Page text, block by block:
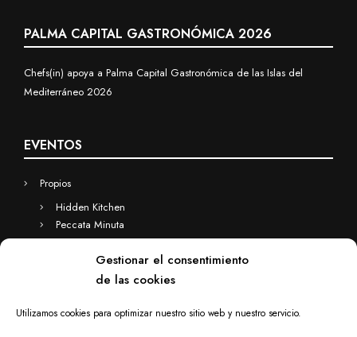
Gestionar el consentimiento
de las cookies
Utilizamos cookies para optimizar nuestro sitio web y nuestro servicio.
PALMA CAPITAL GASTRONÓMICA 2026
Chefs(in) apoya a Palma Capital Gastronómica de las Islas del
Mediterráneo 2026
EVENTOS
Propios
Hidden Kitchen
Peccata Minuta
Eventos a medida
Hidden Kitchen Business